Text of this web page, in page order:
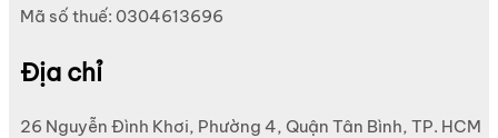
Mã số thuế: 0304613696
Địa chỉ
26 Nguyễn Đình Khơi, Phường 4, Quận Tân Bình, TP. HCM